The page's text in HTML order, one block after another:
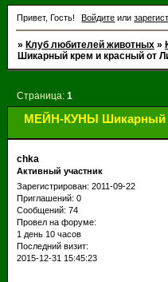
Привет, Гость! Войдите или
»Клуб любителей животных »
Шикарный крем и красный от
МЕЙН-КУНЫ Шикарный
Страница:1
chka
Активный участник
Зарегистрирован: 2011-09-22
Приглашений: 0
Сообщений: 74
Провел на форуме:
1 день 10 часов
Последний визит:
2015-12-31 15:45:23